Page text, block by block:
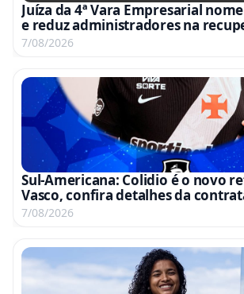
Juíza da 4ª Vara Empresarial
e reduz administradores na
judicial
7/08/2026
Sul-Americana: Colidio é o novo
Vasco, confira detalhes da
7/08/2026